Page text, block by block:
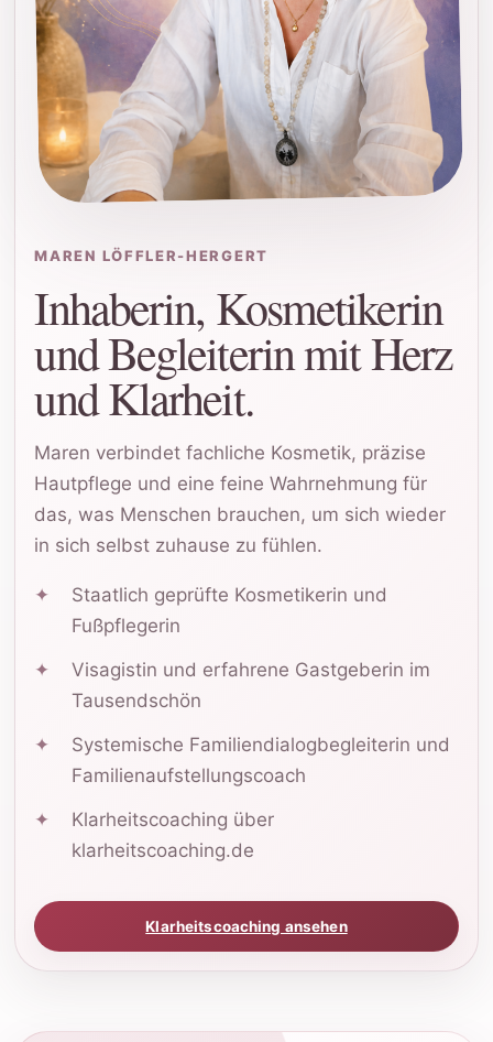
MAREN LÖFFLER-HERGERT
Inhaberin, Kosmetikerin
und Begleiterin mit Herz
und Klarheit.
Maren verbindet fachliche Kosmetik, präzise
Hautpflege und eine feine Wahrnehmung für
das, was Menschen brauchen, um sich wieder
in sich selbst zuhause zu fühlen.
Staatlich geprüfte Kosmetikerin und
Fußpflegerin
Visagistin und erfahrene Gastgeberin im
Tausendschön
Systemische Familiendialogbegleiterin und
Familienaufstellungscoach
Klarheitscoaching über
klarheitscoaching.de
Klarheitscoaching ansehen